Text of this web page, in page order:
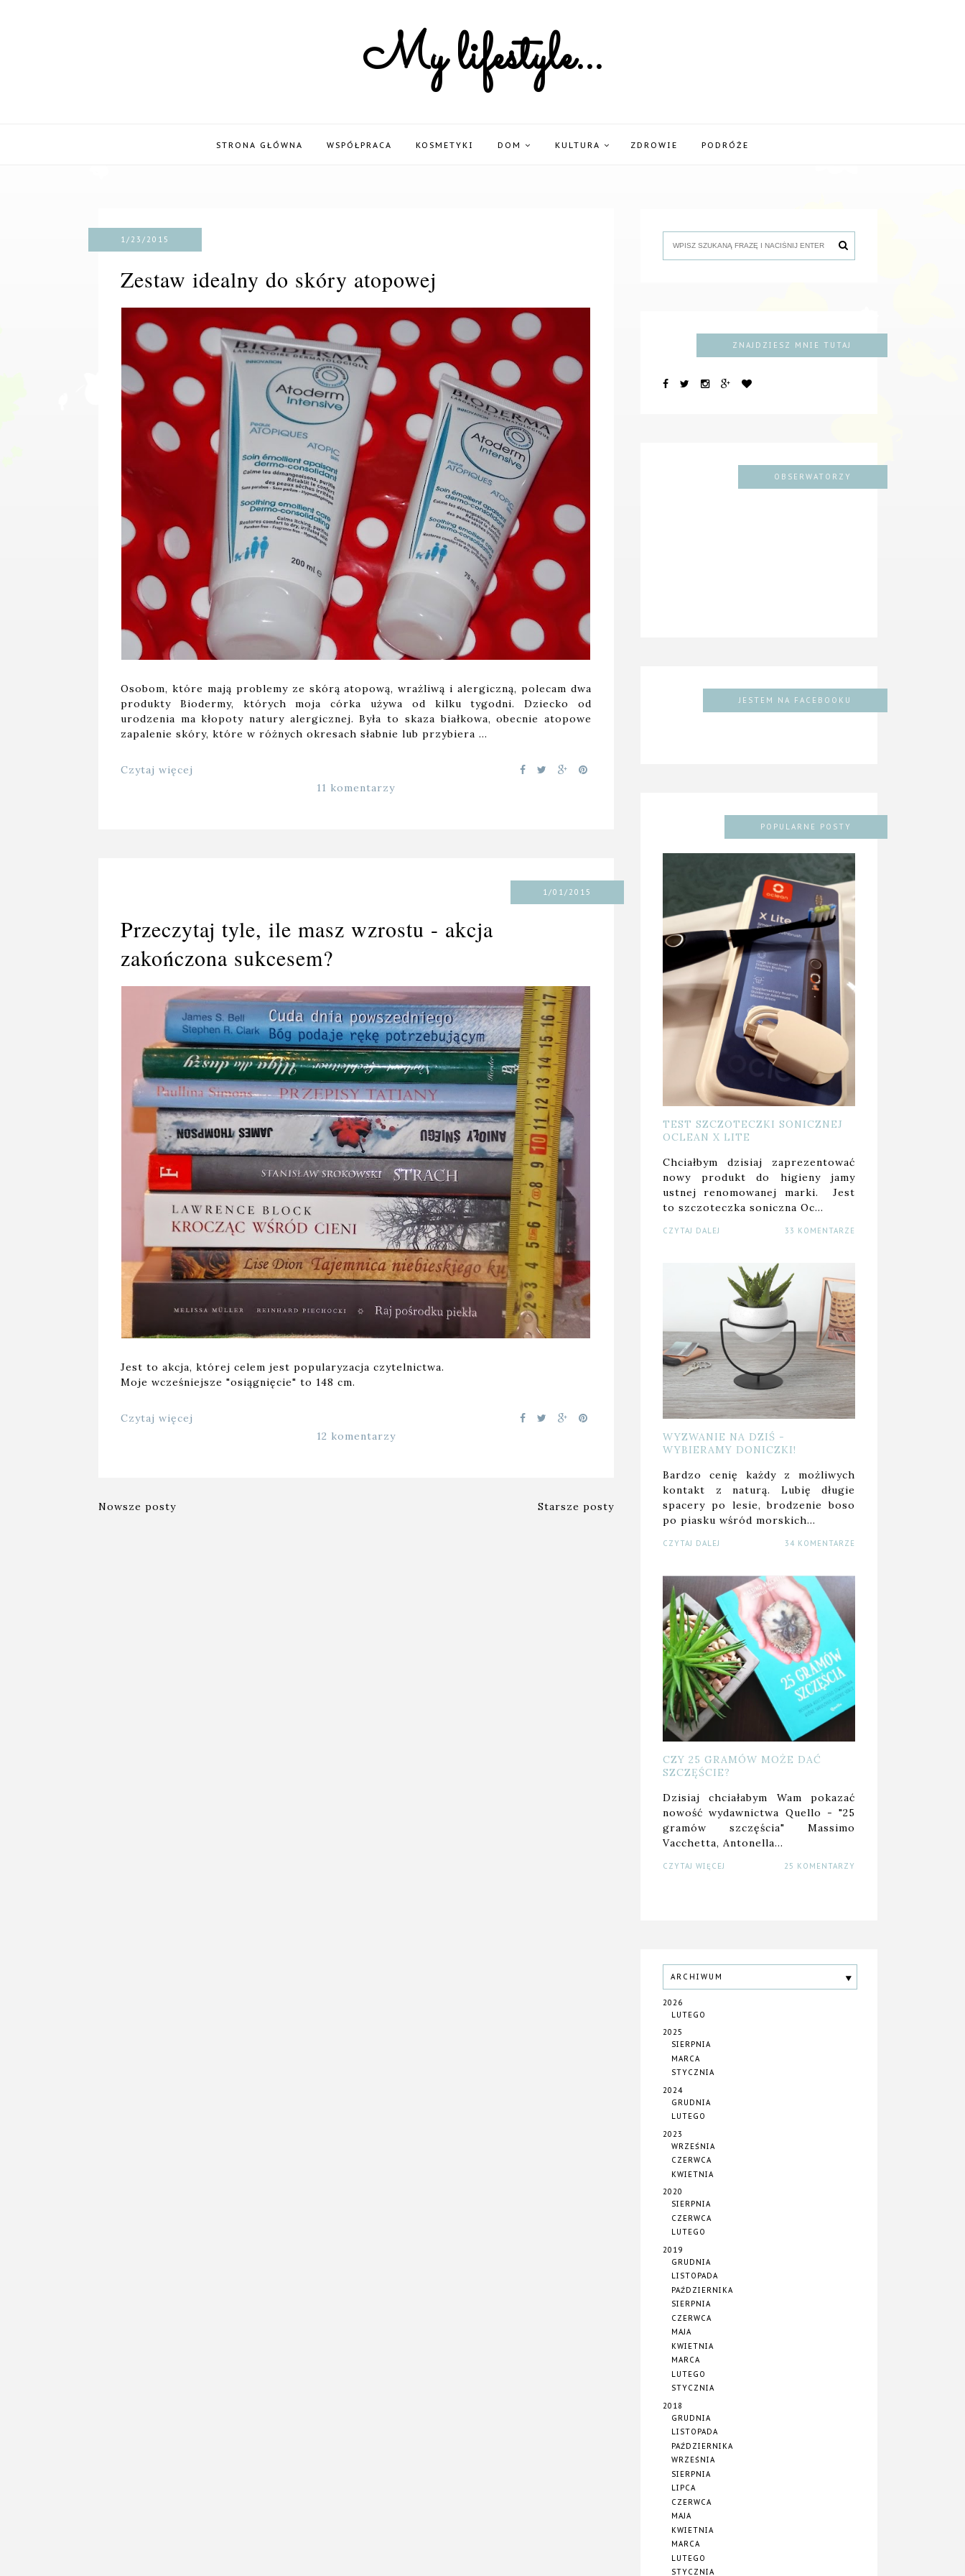
My lifestyle...
STRONA GŁÓWNA WSPÓŁPRACA KOSMETYKI DOM KULTURA ZDROWIE PODRÓŻE
1/23/2015
Zestaw idealny do skóry atopowej
Osobom, które mają problemy ze skórą atopową, wrażliwą i alergiczną, polecam dwa
produkty Biodermy, których moja córka używa od kilku tygodni. Dziecko od
urodzenia ma kłopoty natury alergicznej. Była to skaza białkowa, obecnie atopowe
zapalenie skóry, które w różnych okresach słabnie lub przybiera …
Czytaj więcej
11 komentarzy
1/01/2015
Przeczytaj tyle, ile masz wzrostu - akcja
zakończona sukcesem?
Jest to akcja, której celem jest popularyzacja czytelnictwa.
Moje wcześniejsze "osiągnięcie" to 148 cm.
Czytaj więcej
12 komentarzy
Nowsze posty Starsze posty
ZNAJDZIESZ MNIE TUTAJ
OBSERWATORZY
JESTEM NA FACEBOOKU
POPULARNE POSTY
TEST SZCZOTECZKI SONICZNEJ
OCLEAN X LITE
Chciałbym dzisiaj zaprezentować
nowy produkt do higieny jamy
ustnej renomowanej marki. Jest
to szczoteczka soniczna Oc…
CZYTAJ DALEJ 33 KOMENTARZE
WYZWANIE NA DZIŚ -
WYBIERAMY DONICZKI!
Bardzo cenię każdy z możliwych
kontakt z naturą. Lubię długie
spacery po lesie, brodzenie boso
po piasku wśród morskich…
CZYTAJ DALEJ 34 KOMENTARZE
CZY 25 GRAMÓW MOŻE DAĆ
SZCZĘŚCIE?
Dzisiaj chciałabym Wam pokazać
nowość wydawnictwa Quello - "25
gramów szczęścia" Massimo
Vacchetta, Antonella…
CZYTAJ WIĘCEJ 25 KOMENTARZY
ARCHIWUM
2026
LUTEGO
2025
SIERPNIA
MARCA
STYCZNIA
2024
GRUDNIA
LUTEGO
2023
WRZEŚNIA
CZERWCA
KWIETNIA
2020
SIERPNIA
CZERWCA
LUTEGO
2019
GRUDNIA
LISTOPADA
PAŹDZIERNIKA
SIERPNIA
CZERWCA
MAJA
KWIETNIA
MARCA
LUTEGO
STYCZNIA
2018
GRUDNIA
LISTOPADA
PAŹDZIERNIKA
WRZEŚNIA
SIERPNIA
LIPCA
CZERWCA
MAJA
KWIETNIA
MARCA
LUTEGO
STYCZNIA